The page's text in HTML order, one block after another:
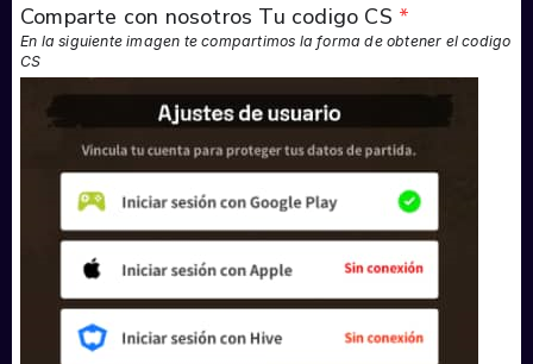
Comparte con nosotros Tu codigo CS *
En la siguiente imagen te compartimos la forma de obtener el codigo
CS